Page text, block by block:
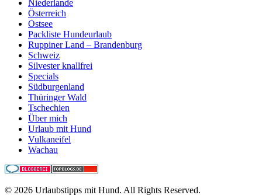
Niederlande
Österreich
Ostsee
Packliste Hundeurlaub
Ruppiner Land – Brandenburg
Schweiz
Silvester knallfrei
Specials
Südburgenland
Thüringer Wald
Tschechien
Über mich
Urlaub mit Hund
Vulkaneifel
Wachau
© 2026 Urlaubstipps mit Hund. All Rights Reserved.